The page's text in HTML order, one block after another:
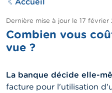
Dernière mise à jour le 17 février
Combien vous
vue ?
La banque décide elle-
facture pour l'utilisation